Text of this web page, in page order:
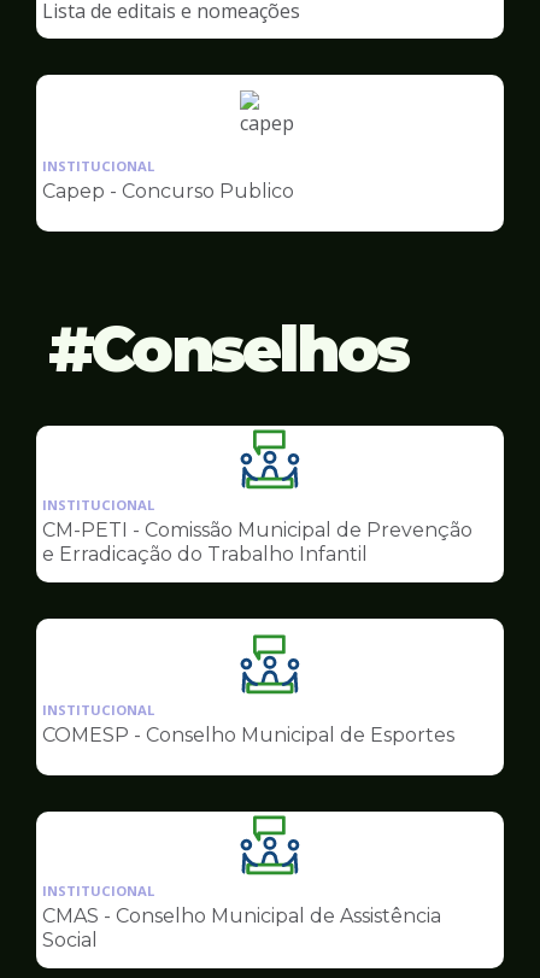
Capep
Lista de editais e nomeações
Ilustração
pagina
Capep
INSTITUCIONAL
Capep - Concurso Publico
Conselhos
Ilustração
da
pagina
de
Conselhos
INSTITUCIONAL
CM-PETI - Comissão Municipal de Prevenção
e Erradicação do Trabalho Infantil
Ilustração
da
pagina
Conselhos
INSTITUCIONAL
COMESP - Conselho Municipal de Esportes
Ilustração
da
pagina
Conselhos
INSTITUCIONAL
CMAS - Conselho Municipal de Assistência
Social